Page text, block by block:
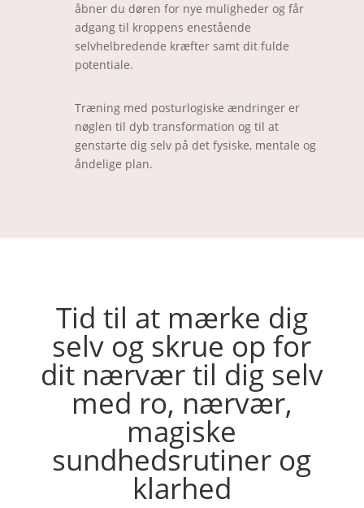
åbner du døren for nye muligheder og får
adgang til kroppens enestående
selvhelbredende kræfter samt dit fulde
potentiale.
Træning med posturlogiske ændringer er
nøglen til dyb transformation og til at
genstarte dig selv på det fysiske, mentale og
åndelige plan.
Tid til at mærke dig
selv og skrue op for
dit nærvær til dig selv
med ro, nærvær,
magiske
sundhedsrutiner og
klarhed